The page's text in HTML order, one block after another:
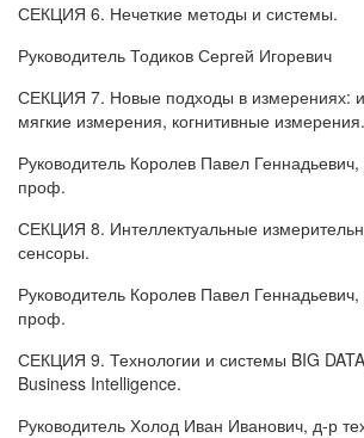
СЕКЦИЯ 6. Нечеткие методы и системы.
Руководитель Тодиков Сергей Игоревич
СЕКЦИЯ 7. Новые подходы в измерениях:
мягкие измерения, когнитивные измерения.
Руководитель Королев Павел Геннадьевич,
проф.
СЕКЦИЯ 8. Интеллектуальные
сенсоры.
Руководитель Королев Павел Геннадьевич,
проф.
СЕКЦИЯ 9. Технологии и системы BIG
Business Intelligence.
Руководитель Холод Иван Иванович, д-р